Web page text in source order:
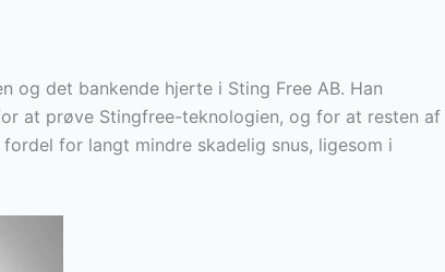
og det bankende hjerte i Sting Free AB. Han
at prøve Stingfree-teknologien, og for at resten af
for langt mindre skadelig snus, ligesom i